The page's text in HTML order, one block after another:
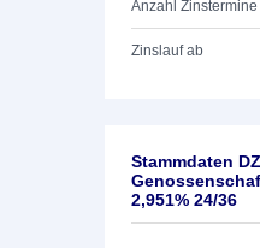
Anzahl Zinstermine
Zinslauf ab
Stammdaten
2,951% 24/36